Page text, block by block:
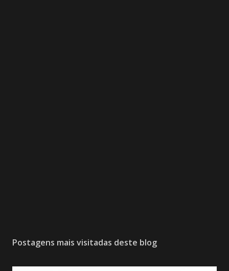
Postagens mais visitadas deste blog